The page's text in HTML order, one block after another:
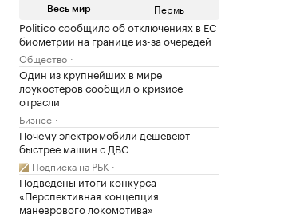
Весь мир Пермь
Politico сообщило об отключениях в ЕС
биометрии на границе из-за очередей
Общество
Один из крупнейших в мире
лоукостеров сообщил о кризисе
отрасли
Бизнес
Почему электромобили дешевеют
быстрее машин с ДВС
Подписка на РБК
Подведены итоги конкурса
«Перспективная концепция
маневрового локомотива»